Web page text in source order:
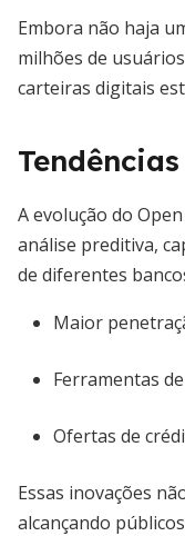
Embora não haja
milhões de
carteiras digitais
A evolução do
análise preditiva,
de diferentes
Maior
Ferramentas
Ofertas de
Essas inovações
alcançando